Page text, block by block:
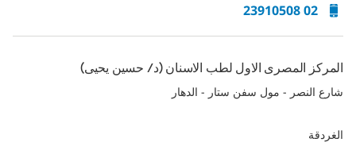
02 23910508
المركز المصرى الاول لطب الاسنان (د/ حسين يحيى)
شارع النصر - مول سفن ستار - الدهار
الغردقة